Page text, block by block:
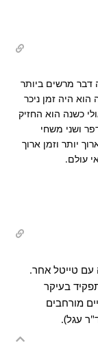
דבר מרשים ביותר
הוא היה זמן ניכר
כשנה הוא החזיק
ושני משחי
יותר וזמן ארוך
עולם.
עם טייטל אחר.
בעיקר
מורחבים
עגל).